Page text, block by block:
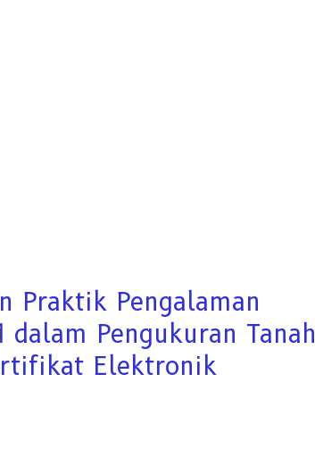
Praktik Pengalaman
dalam Pengukuran Tanah
Elektronik